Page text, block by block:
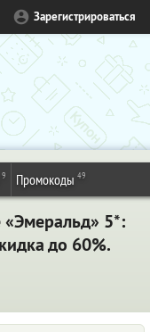
Зарегистрироваться
9 Промокоды 49
«Эмеральд» 5*:
до 60%.